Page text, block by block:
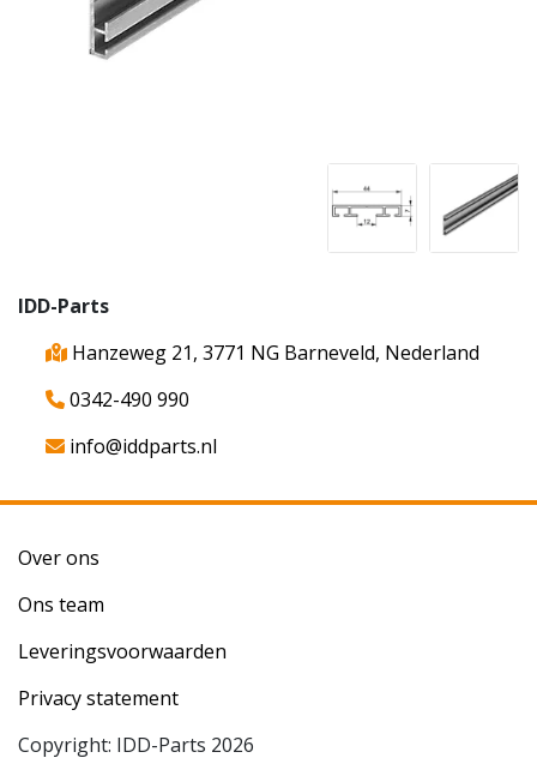
IDD-Parts
Hanzeweg 21, 3771 NG Barneveld, Nederland
0342-490 990
info@iddparts.nl
Over ons
Ons team
Leveringsvoorwaarden
Privacy statement
Copyright: IDD-Parts 2026